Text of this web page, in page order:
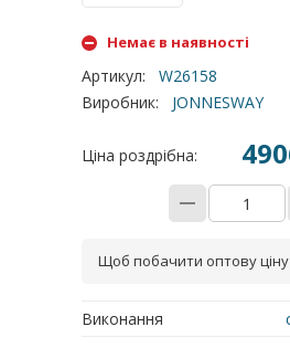
Немає в наявності
Артикул:
W26158
Виробник: JONNESWAY
Ціна роздрібна:
Щоб побачити оптову ціну
Виконання